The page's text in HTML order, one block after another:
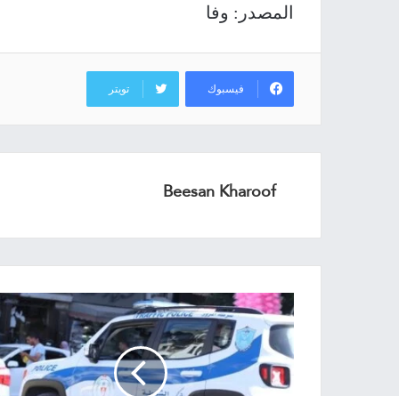
المصدر: وفا
فيسبوك تويتر
Beesan Kharoof